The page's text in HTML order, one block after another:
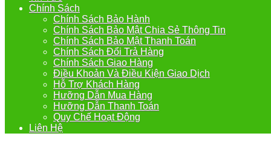
Chính Sách
Chính Sách Bảo Hành
Chính Sách Bảo Mật Chia Sẻ Thông Tin
Chính Sách Bảo Mật Thanh Toán
Chính Sách Đổi Trả Hàng
Chính Sách Giao Hàng
Điều Khoản Và Điều Kiện Giao Dịch
Hỗ Trợ Khách Hàng
Hưỡng Dẫn Mua Hàng
Hưỡng Dẫn Thanh Toán
Quy Chế Hoạt Động
Liên Hệ